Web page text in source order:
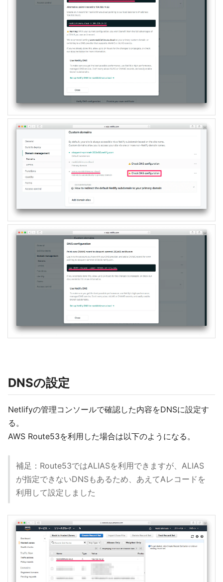
DNSの設定
Netlifyの管理コンソールで確認した内容をDNSに設定す
る。
AWS Route53を利用した場合は以下のようになる。
補足：Route53ではALIASを利用できますが、ALIAS
が指定できないDNSもあるため、あえてAレコードを
利用して設定しました